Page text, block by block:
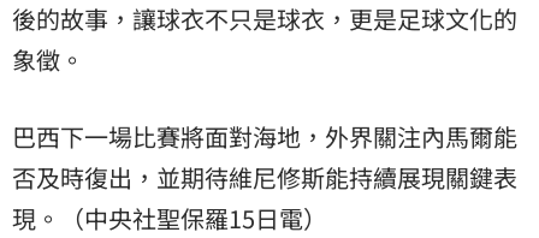
後的故事，讓球衣不只是球衣，更是足球文化的
象徵。
巴西下一場比賽將面對海地，外界關注內馬爾能
否及時復出，並期待維尼修斯能持續展現關鍵表
現。（中央社聖保羅15日電）